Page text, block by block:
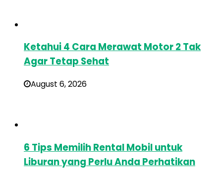
Ketahui 4 Cara Merawat Motor 2 Tak
Agar Tetap Sehat
August 6, 2026
6 Tips Memilih Rental Mobil untuk
Liburan yang Perlu Anda Perhatikan